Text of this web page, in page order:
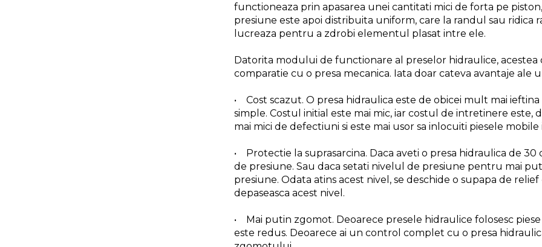
functioneaza prin apasarea unei cantitati mici de forta pe
presiune este apoi distribuita uniform, care la randul sau ridica
lucreaza pentru a zdrobi elementul plasat intre ele.
Datorita modului de functionare al preselor hidraulice,
comparatie cu o presa mecanica. Iata doar cateva avantaje ale
• Cost scazut. O presa hidraulica este de obicei mult mai
simple. Costul initial este mai mic, iar costul de intretinere este,
mai mici de defectiuni si este mai usor sa inlocuiti piesele
• Protectie la suprasarcina. Daca aveti o presa hidraulica de
de presiune. Sau daca setati nivelul de presiune pentru mai
presiune. Odata atins acest nivel, se deschide o supapa de
depaseasca acest nivel.
• Mai putin zgomot. Deoarece presele hidraulice folosesc
este redus. Deoarece ai un control complet cu o presa